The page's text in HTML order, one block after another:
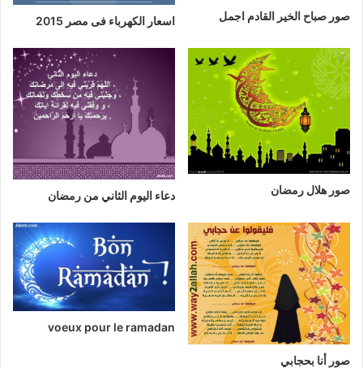
صور صباح الخير القادم اجمل اسعار الكهرباء فى مصر 2015
صور هلال رمضان دعاء اليوم الثاني من رمضان
صور أنا بحجابي
voeux pour le ramadan